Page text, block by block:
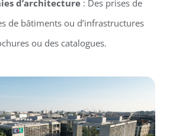
d’architecture: Des prises de
de bâtiments ou d’infrastructures
ou des catalogues.